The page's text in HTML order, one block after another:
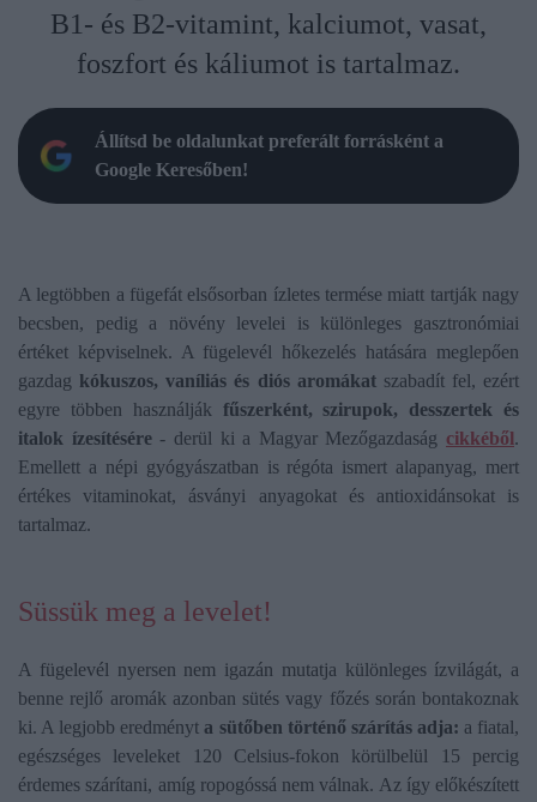
B1- és B2-vitamint, kalciumot, vasat,
foszfort és káliumot is tartalmaz.
Állítsd be oldalunkat preferált forrásként a
Google Keresőben!
A legtöbben a fügefát elsősorban ízletes termése miatt tartják nagy
becsben, pedig a növény levelei is különleges gasztronómiai
értéket képviselnek. A fügelevél hőkezelés hatására meglepően
gazdag kókuszos, vaníliás és diós aromákatszabadít fel, ezért
egyre többen használják fűszerként, szirupok, desszertek és
italok ízesítésére - derül ki a Magyar Mezőgazdaság cikkéből.
Emellett a népi gyógyászatban is régóta ismert alapanyag, mert
értékes vitaminokat, ásványi anyagokat és antioxidánsokat is
tartalmaz.
Süssük meg a levelet!
A fügelevél nyersen nem igazán mutatja különleges ízvilágát, a
benne rejlő aromák azonban sütés vagy főzés során bontakoznak
ki. A legjobb eredményt a sütőben történő szárítás adja: a fiatal,
egészséges leveleket 120 Celsius-fokon körülbelül 15 percig
érdemes szárítani, amíg ropogóssá nem válnak. Az így előkészített